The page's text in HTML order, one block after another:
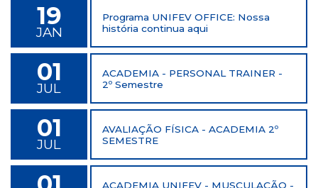
19
JAN
Programa UNIFEV OFFICE: Nossa
história continua aqui
01
JUL
ACADEMIA - PERSONAL TRAINER -
2º Semestre
01
JUL
AVALIAÇÃO FÍSICA - ACADEMIA 2º
SEMESTRE
ACADEMIA UNIFEV - MUSCULAÇÃO -